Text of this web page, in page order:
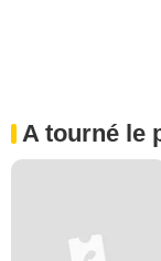
A tourné le